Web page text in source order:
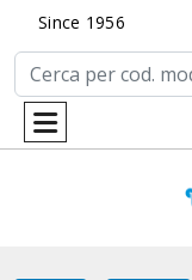
Since 1956